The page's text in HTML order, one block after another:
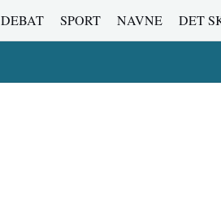
DEBAT SPORT NAVNE DET